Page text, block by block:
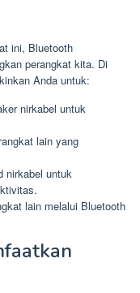
ini, Bluetooth
perangkat kita. Di
Anda untuk:
nirkabel untuk
lain yang
nirkabel untuk
lain melalui Bluetooth